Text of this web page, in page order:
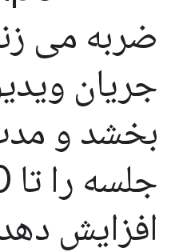
جریان
بخشد و
افزایش